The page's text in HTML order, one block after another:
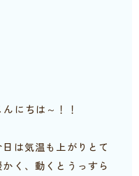
んにちは～！！
は気温も上がりとて
かく、動くとうっすら